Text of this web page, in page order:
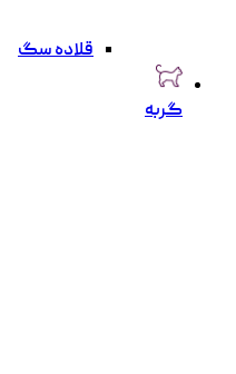
قلاده سگ
گربه